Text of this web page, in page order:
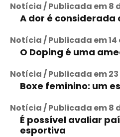
Notícia / Publicada em 8
A dor é
Notícia / Publicada em 14
O Doping é uma
Notícia / Publicada em 23
Boxe feminino: um
Notícia / Publicada em 8
É possível avaliar
esportiva